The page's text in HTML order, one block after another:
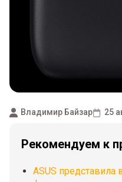
Владимир Байзар 25
Рекомендуем к
ASUS